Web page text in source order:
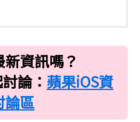
資訊嗎？
論： 蘋果iOS資
論區